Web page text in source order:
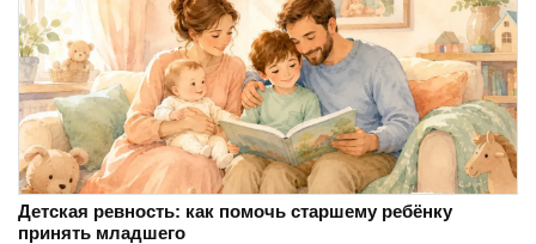
Детская ревность: как помочь старшему ребёнку
принять младшего